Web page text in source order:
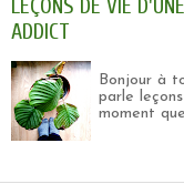
LEÇONS DE VIE
ADDICT
Bonjour à
parle
moment